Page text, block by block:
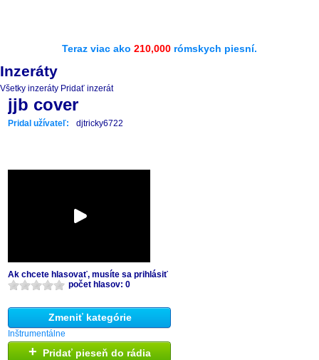
Teraz viac ako 210,000 rómskych piesní.
Inzeráty
Všetky inzeráty Pridať inzerát
jjb cover
Pridal užívateľ: djtricky6722
Ak chcete hlasovať, musíte sa prihlásiť
počet hlasov: 0
Zmeniť kategórie
Inštrumentálne
+ Pridať pieseň do rádia